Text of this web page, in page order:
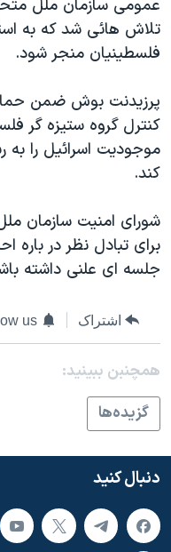
دادگاه حمید نوری
چهل سال گروگان‌گیری
قانون شفافیت دارائی کادر
اعتراضات مردمی آبان ۹۸
اسرائیل در جنگ
همایش محافظه‌کاران
صفحه‌های ویژه
عمومی سازمان ملل
تلاش هائی شد که به
فلسطينيان منجر شود.
پرزيدنت بوش ضمن
کنترل گروه ستيزه
موجوديت اسرائيل را
کند.
شورای امنيت سازمان
برای تبادل نظر در باره
جلسه ای علنی داشته
اشتراک us
همچنبن ببینید:
گزيده‌ها
دنبال کنید